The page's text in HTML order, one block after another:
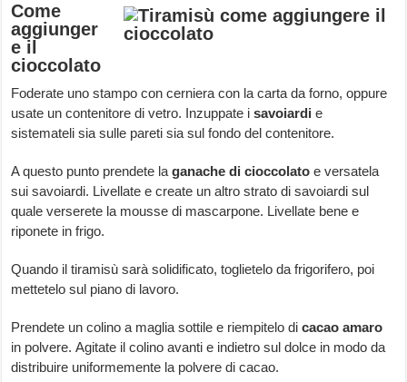
Come
aggiunger
e il
cioccolato
Foderate uno stampo con cerniera con la carta da forno, oppure
usate un contenitore di vetro. Inzuppate isavoiardi e
sistemateli sia sulle pareti sia sul fondo del contenitore.
A questo punto prendete la ganache di cioccolato e versatela
sui savoiardi. Livellate e create un altro strato di savoiardi sul
quale verserete la mousse di mascarpone. Livellate bene e
riponete in frigo.
Quando il tiramisù sarà solidificato, toglietelo da frigorifero, poi
mettetelo sul piano di lavoro.
Prendete un colino a maglia sottile e riempitelo dicacao amaro
in polvere. Agitate il colino avanti e indietro sul dolce in modo da
distribuire uniformemente la polvere di cacao.